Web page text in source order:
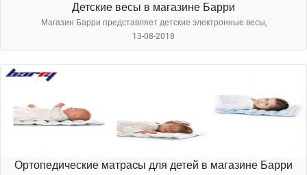
Детские весы в магазине Барри
Магазин Барри представляет детские электронные весы,
13-08-2018
Ортопедические матраcы для детей в магазине Барри